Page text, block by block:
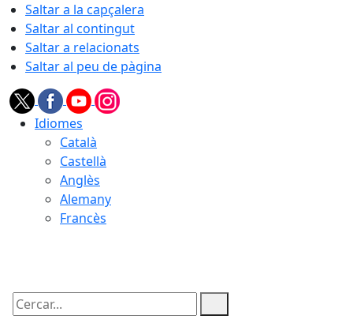
Saltar a la capçalera
Saltar al contingut
Saltar a relacionats
Saltar al peu de pàgina
Idiomes
Català
Castellà
Anglès
Alemany
Francès
Cercar: